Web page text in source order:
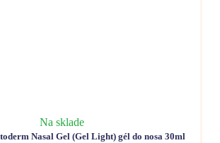
Na sklade
Nasal Gel (Gel Light) gél do nosa 30ml